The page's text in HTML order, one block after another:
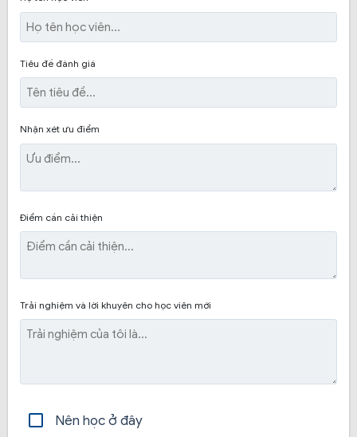
của Ngọc Đức. Một số phản hồi từ học viên cho thấy:
Chất lượng giảng dạy: Đội ngũ giáo viên tại
trung tâm không chỉ có kinh nghiệm mà còn rất
nhiệt tình trong việc hỗ trợ học viên, từ lý thuyết
đến thực hành.
Mô hình học 1-1
cách học 1 giáo viên cho 1 học viên giúp họ được
tập trung vào nội dung học và dễ dàng tiếp thu.
Cơ sở vật chất: Học viên cũng khen ngợi về
thuận lợi và thoải mái cho quá trình thực hành lái
xe.
giữa việc học lái xe và công việc cá nhân.
Kinh nghiệm giảng dạy của giáo viên
giảng dạy không chỉ có kiến thức chuyên môn vững
những đặc điểm nổi bật:
Tiêu đề đánh giá
Nhận xét ưu điểm
Điểm cần cải thiện
Trải nghiệm và lời khuyên cho học viên mới
Nên học ở đây